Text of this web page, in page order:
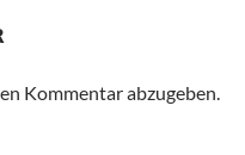
Kommentar abzugeben.